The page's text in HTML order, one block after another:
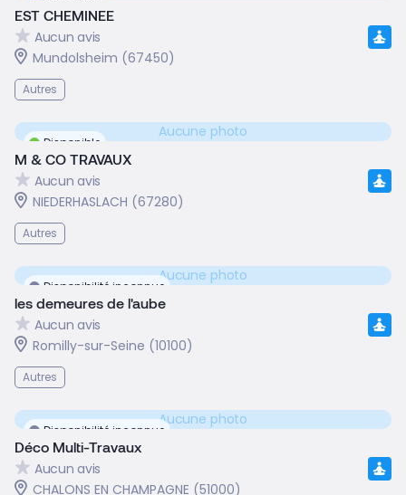
EST CHEMINEE
Aucun avis
Mundolsheim (67450)
Autres
Disponible
Aucune photo
M & CO TRAVAUX
Aucun avis
NIEDERHASLACH (67280)
Autres
Disponibilité inconnue
Aucune photo
les demeures de l'aube
Aucun avis
Romilly-sur-Seine (10100)
Autres
Disponibilité inconnue
Aucune photo
Déco Multi-Travaux
Aucun avis
CHALONS EN CHAMPAGNE (51000)